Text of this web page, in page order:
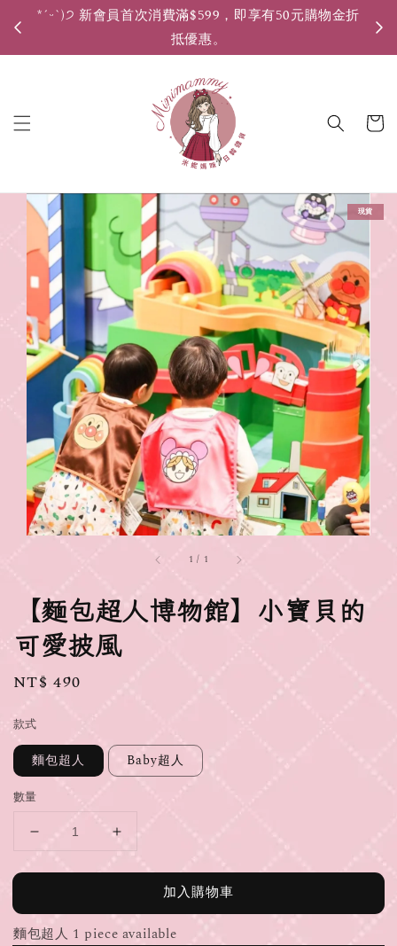
*ˊᵕˋ)੭ 新會員首次消費滿$599，即享有50元購物金折
抵優惠。
1 / 1
現貨
【麵包超人博物館】小寶貝的
可愛披風
Regular
NT$ 490
款式
麵包超人 Baby超人
數量
加入購物車
麵包超人 1 piece available